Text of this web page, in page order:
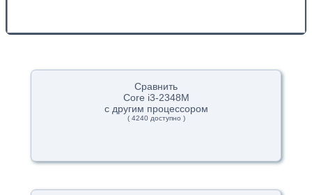
Сравнить
Core i3-2348M
с другим процессором
( 4240 доступно )